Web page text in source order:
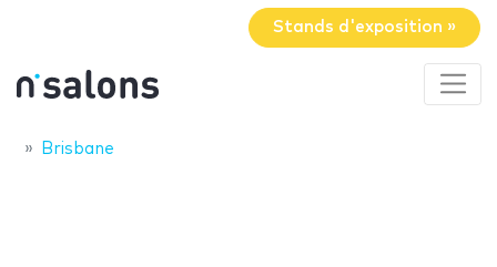
Stands d'exposition »
Brisbane